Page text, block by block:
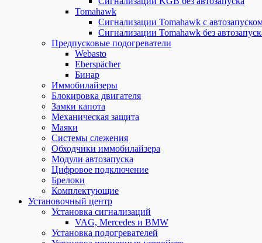
Tomahawk
Сигнализации Tomahawk с
Сигнализации Tomahawk без
Предпусковые подогреватели
Webasto
Eberspächer
Бинар
Иммобилайзеры
Блокировка двигателя
Замки капота
Механическая защита
Маяки
Системы слежения
Обходчики иммобилайзера
Модули автозапуска
Цифровое подключение
Брелоки
Комплектующие
Установочный центр
Установка сигнализаций
VAG, Mercedes и BMW
Установка подогревателей